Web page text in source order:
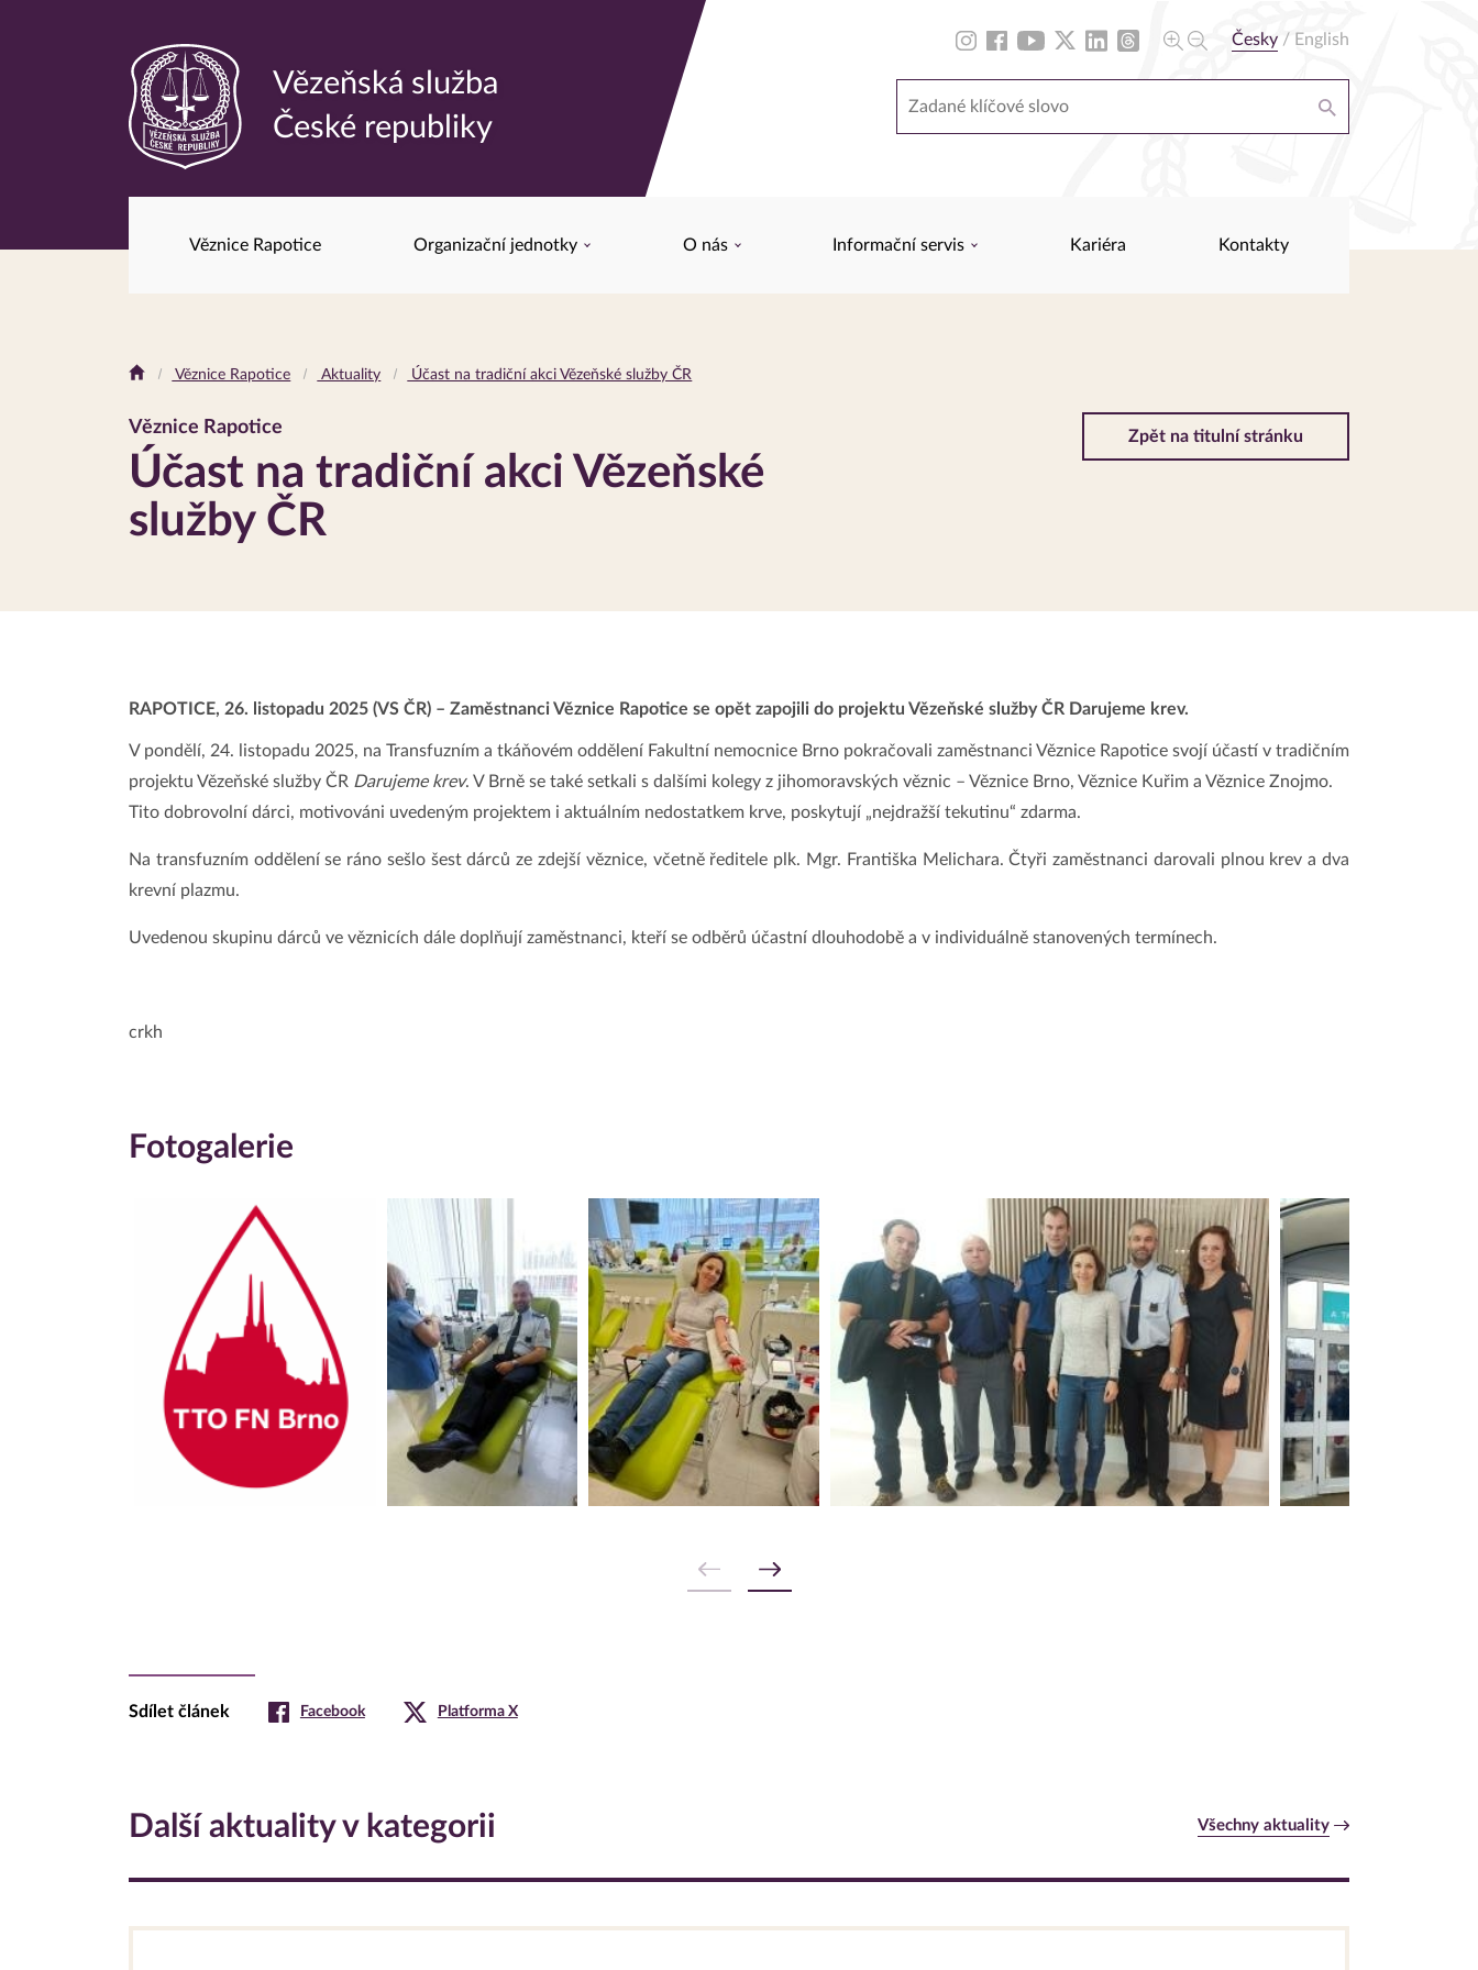
Česky / English
Odkaz
na
Vězeňská služba
České republiky
Věznice Rapotice Organizační jednotky O nás Informační servis Kariéra Kontakty
Drobečková
Věznice Rapotice Aktuality Účast na tradiční akci Vězeňské služby ČR
Věznice Rapotice
Účast na tradiční akci Vězeňské
služby ČR
Zpět na titulní stránku
RAPOTICE, 26. listopadu 2025 (VS ČR) – Zaměstnanci Věznice Rapotice se opět zapojili do projektu Vězeňské služby ČR Darujeme krev.
V pondělí, 24. listopadu 2025, na Transfuzním a tkáňovém oddělení Fakultní nemocnice Brno pokračovali zaměstnanci Věznice Rapotice svojí účastí v tradičním
projektu Vězeňské služby ČR Darujeme krev. V Brně se také setkali s dalšími kolegy z jihomoravských věznic – Věznice Brno, Věznice Kuřim a Věznice Znojmo.
Tito dobrovolní dárci, motivováni uvedeným projektem i aktuálním nedostatkem krve, poskytují „nejdražší tekutinu“ zdarma.
Na transfuzním oddělení se ráno sešlo šest dárců ze zdejší věznice, včetně ředitele plk. Mgr. Františka Melichara. Čtyři zaměstnanci darovali plnou krev a dva
krevní plazmu.
Uvedenou skupinu dárců ve věznicích dále doplňují zaměstnanci, kteří se odběrů účastní dlouhodobě a v individuálně stanovených termínech.
crkh
Fotogalerie
Sdílet článek Facebook Platforma X
Další aktuality v kategorii Všechny aktuality